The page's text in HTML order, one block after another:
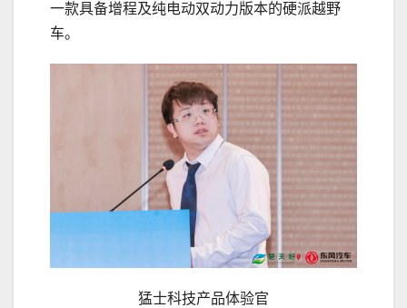
一款具备增程及纯电动双动力版本的硬派越野
车。
猛士科技产品体验官